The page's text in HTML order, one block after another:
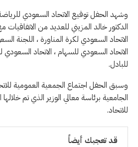
وشهد الحفل توقيع الاتحاد السعودي
الدكتور خالد المزيني للعديد من
الاتحاد السعودي لكرة المناورة ، اللجنة
الاتحاد السعودي للسهام ، الاتحاد السعودي
للبادل.
وسبق الحفل اجتماع الجمعية العمومية
الجامعية برئاسة معالي الوزير الذي تم
للاتحاد.
قد تعجبك أيضاً